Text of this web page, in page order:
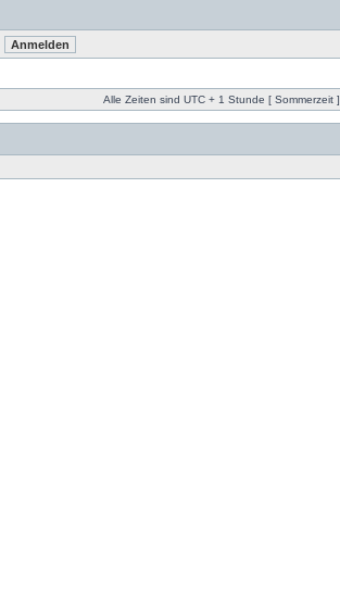
Alle Zeiten sind UTC + 1 Stunde [ Sommerzeit ]